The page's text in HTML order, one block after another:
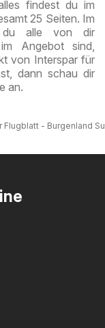
findest du im
25 Seiten. Im
du alle von dir
Angebot sind,
von Interspar für
dann schau dir
an.
Flugblatt - Burgenland